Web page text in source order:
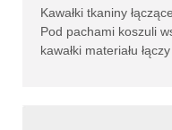
Kawałki tkaniny
Pod pachami koszuli
kawałki materiału